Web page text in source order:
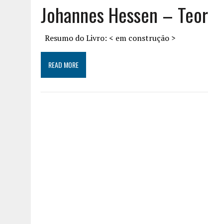
Johannes Hessen –
Resumo do Livro: < em construção >
READ MORE